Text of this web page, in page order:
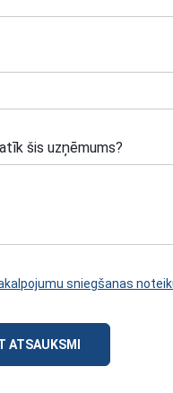
šis uzņēmums?
sniegšanas
ATSAUKSMI